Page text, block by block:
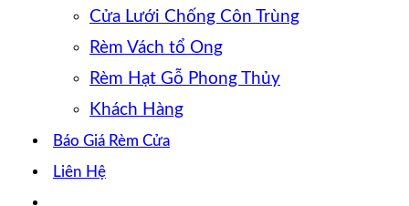
Cửa Lưới Chống Côn Trùng
Rèm Vách tổ Ong
Rèm Hạt Gỗ Phong Thủy
Khách Hàng
Báo Giá Rèm Cửa
Liên Hệ